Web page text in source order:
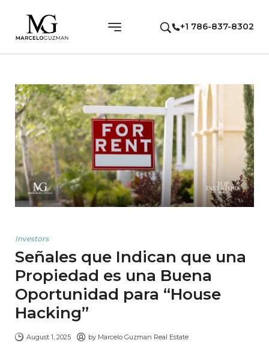
+1 786-837-8302
Investors
Señales que Indican que una
Propiedad es una Buena
Oportunidad para “House
Hacking”
August 1, 2025 by Marcelo Guzman Real Estate